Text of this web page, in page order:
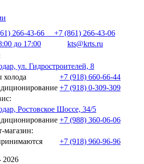
266-43-66
+7 (861) 266-43-06
до 17:00
kts@krts.ru
ул. Гидростроителей, 8
холода
+7 (918) 660-66-44
+7 (918) 0-309-309
Ростовское Шоссе, 34/5
+7 (988) 360-06-06
магазин:
+7 (918) 960-96-96